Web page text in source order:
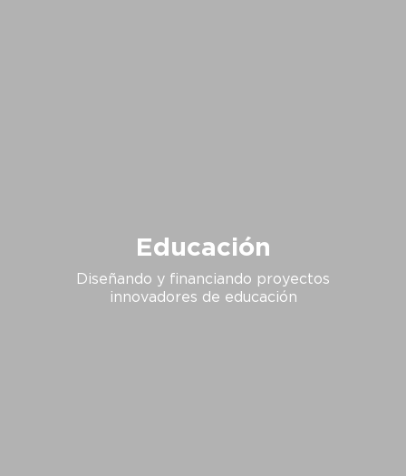
Educación
Diseñando y financiando proyectos
innovadores de educación